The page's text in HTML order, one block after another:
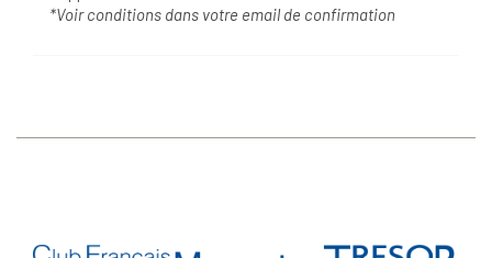
*Voir conditions dans votre email de confirmation